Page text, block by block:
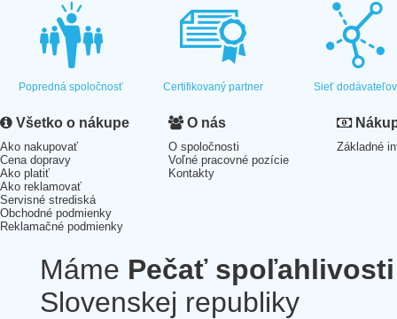
Popredná spoločnosť Certifikovaný partner Sieť dodávateľov
Všetko o nákupe
Ako nakupovať
Cena dopravy
Ako platiť
Ako reklamovať
Servisné strediská
Obchodné podmienky
Reklamačné podmienky
O nás
O spoločnosti
Voľné pracovné pozície
Kontakty
Základné
Máme Pečať spoľahlivosti
Slovenskej republiky